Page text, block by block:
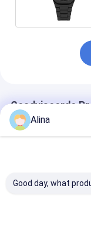
Geadviseerde
Alina
Good day, what